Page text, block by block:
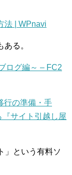
法 | WPnavi
る。
ログ編～ – FC2
行の準備・手
サイト引越し屋
」という有料ソ